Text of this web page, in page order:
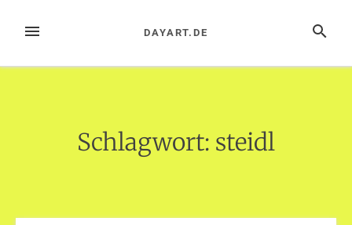
InhaltMENÜ SUCHE
DAYART.DE
Schlagwort: steidl